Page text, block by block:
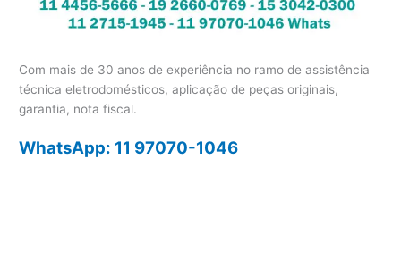
Com mais de 30 anos de experiência no ramo de assistência
técnica eletrodomésticos, aplicação de peças originais,
garantia, nota fiscal.
WhatsApp: 11 97070-1046